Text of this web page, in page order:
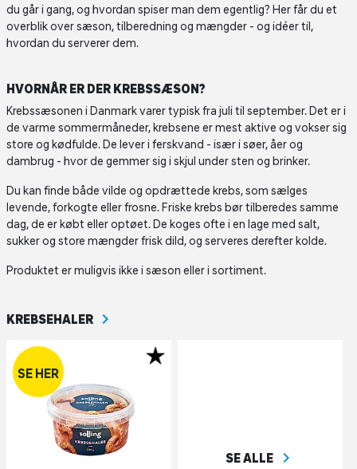
du går i gang, og hvordan spiser man dem egentlig? Her får du et
overblik over sæson, tilberedning og mængder - og idéer til,
hvordan du serverer dem.
HVORNÅR ER DER KREBSSÆSON?
Krebssæsonen i Danmark varer typisk fra juli til september. Det er i
de varme sommermåneder, krebsene er mest aktive og vokser sig
store og kødfulde. De lever i ferskvand - især i søer, åer og
dambrug - hvor de gemmer sig i skjul under sten og brinker.
Du kan finde både vilde og opdrættede krebs, som sælges
levende, forkogte eller frosne. Friske krebs bør tilberedes samme
dag, de er købt eller optøet. De koges ofte i en lage med salt,
sukker og store mængder frisk dild, og serveres derefter kolde.
Produktet er muligvis ikke i sæson eller i sortiment.
KREBSEHALER
SE HER
SE ALLE navigate_next